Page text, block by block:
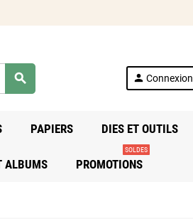
search person Connexion
PAPIERS DIES ET OUTILS
ALBUMS PROMOTIONS
SOLDES